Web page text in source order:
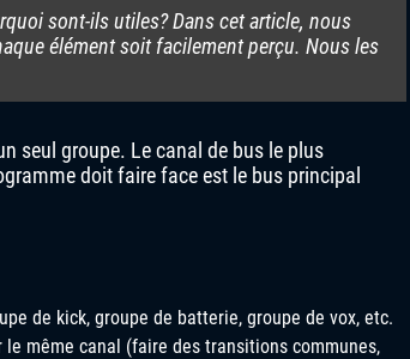
sont-ils utiles? Dans cet article, nous
élément soit facilement perçu. Nous les
seul groupe. Le canal de bus le plus
doit faire face est le bus principal
de kick, groupe de batterie, groupe de vox, etc.
même canal (faire des transitions communes,